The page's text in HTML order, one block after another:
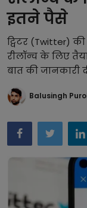
बिजनेस
समाज-संस्कृति
टेक्नॉलजी
प्रेरणादायक
फैशन
प्रेस रिलीज़
इतने पैसे
ट्विटर (Twitter)
रीलॉन्च के लिए
बात की जानकारी
Balusingh